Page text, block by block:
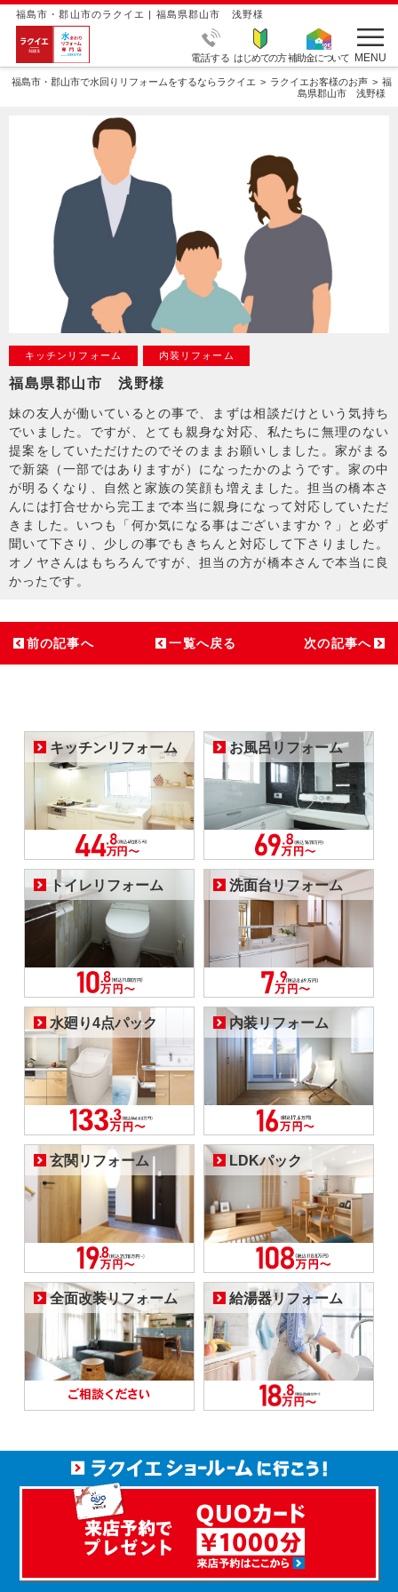
福島市・郡山市のラクイエ | 福島県郡山市 浅野様
電話する はじめての方補助金について MENU
福島市・郡山市で水回りリフォームをするならラクイエ ラクイエお客様のお声
福
島県郡山市 浅野様
キッチンリフォーム 内装リフォーム
福島県郡山市 浅野様
妹の友人が働いているとの事で、まずは相談だけという気持ち
でいました。ですが、とても親身な対応、私たちに無理のない
提案をしていただけたのでそのままお願いしました。家がまる
で新築（一部ではありますが）になったかのようです。家の中
が明るくなり、自然と家族の笑顔も増えました。担当の橋本さ
んには打合せから完工まで本当に親身になって対応していただ
きました。いつも「何か気になる事はございますか？」と必ず
聞いて下さり、少しの事でもきちんと対応して下さりました。
オノヤさんはもちろんですが、担当の方が橋本さんで本当に良
かったです。
前の記事へ 一覧へ戻る 次の記事へ
キッチンリフォーム お風呂リフォーム
トイレリフォーム 洗面台リフォーム
水廻り4点パック 内装リフォーム
玄関リフォーム LDKパック
全面改装リフォーム 給湯器リフォーム